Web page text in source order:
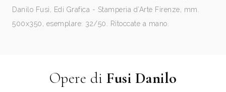
Danilo Fusi, Edi Grafica - Stamperia d’Arte Firenze, mm.
500x350, esemplare: 32/50. Ritoccate a mano.
Opere di Fusi Danilo